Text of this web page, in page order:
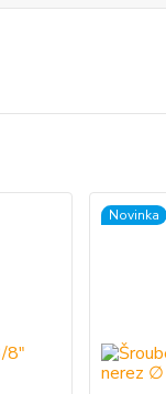
Novinka